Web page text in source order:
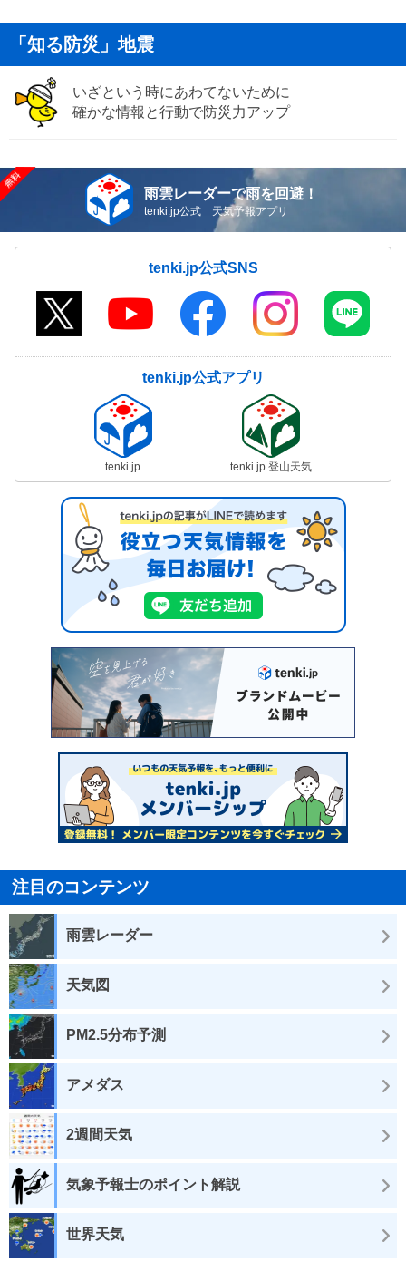
「知る防災」地震
いざという時にあわてないために
確かな情報と行動で防災力アップ
雨雲レーダーで雨を回避！
tenki.jp公式 天気予報アプリ
tenki.jp公式SNS
tenki.jp公式アプリ
tenki.jp tenki.jp 登山天気
注目のコンテンツ
雨雲レーダー
天気図
PM2.5分布予測
アメダス
2週間天気
気象予報士のポイント解説
世界天気